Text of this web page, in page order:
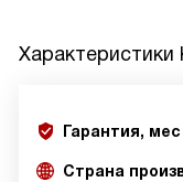
Характеристики
Гарантия, мес
Страна